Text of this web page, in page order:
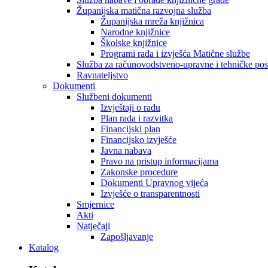
Županijska matična razvojna služba
Županijska mreža knjižnica
Narodne knjižnice
Školske knjižnice
Programi rada i izvješća Matične službe
Služba za računovodstveno-upravne i tehničke
Ravnateljstvo
Dokumenti
Službeni dokumenti
Izvještaji o radu
Plan rada i razvitka
Financijski plan
Financijsko izvješće
Javna nabava
Pravo na pristup informacijama
Zakonske procedure
Dokumenti Upravnog vijeća
Izvješće o transparentnosti
Smjernice
Akti
Natječaji
Zapošljavanje
Katalog